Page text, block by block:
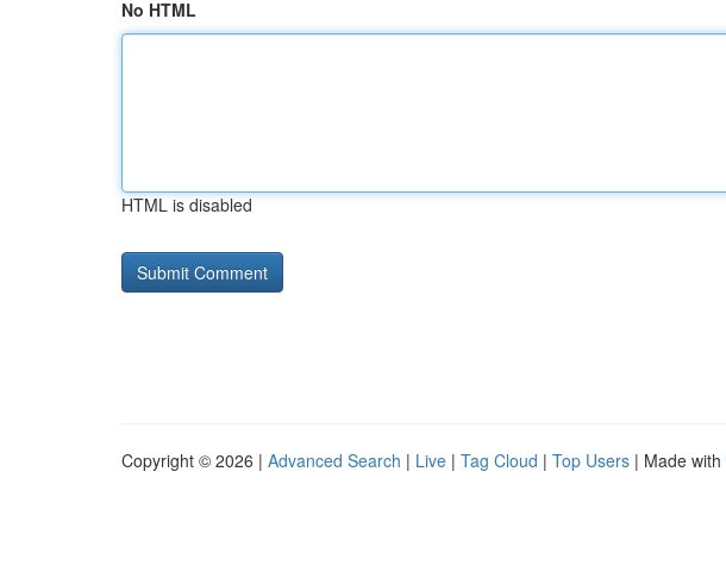
No HTML
HTML is disabled
Copyright © 2026 | Advanced Search | Live | Tag Cloud | Top Users | Made with